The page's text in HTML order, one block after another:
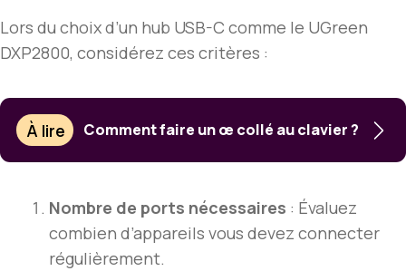
Lors du choix d’un hub USB-C comme le UGreen
DXP2800, considérez ces critères :
À lire Comment faire un œ collé au clavier ?
Nombre de ports nécessaires : Évaluez
combien d’appareils vous devez connecter
régulièrement.